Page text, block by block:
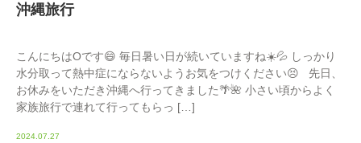
沖縄旅行
こんにちはOです😄 毎日暑い日が続いていますね☀️💦 しっかり
水分取って熱中症にならないようお気をつけください😣 先日、
お休みをいただき沖縄へ行ってきました🌴🌺 小さい頃からよく
家族旅行で連れて行ってもらっ […]
2024.07.27